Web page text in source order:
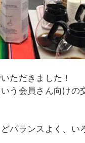
ただきました！
う会員さん向けの
バランスよく、い